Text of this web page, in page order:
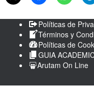
Políticas de
Términos y
Políticas de
GUIA
Arutam On Line